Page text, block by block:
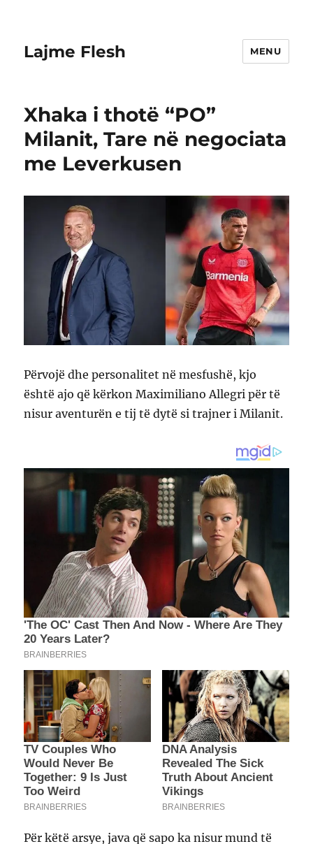
Lajme Flesh MENU
Xhaka i thotë “PO”
Milanit, Tare në negociata
me Leverkusen
Përvojë dhe personalitet në mesfushë, kjo
është ajo që kërkon Maximiliano Allegri për të
nisur aventurën e tij të dytë si trajner i Milanit.
Për këtë arsye, java që sapo ka nisur mund të